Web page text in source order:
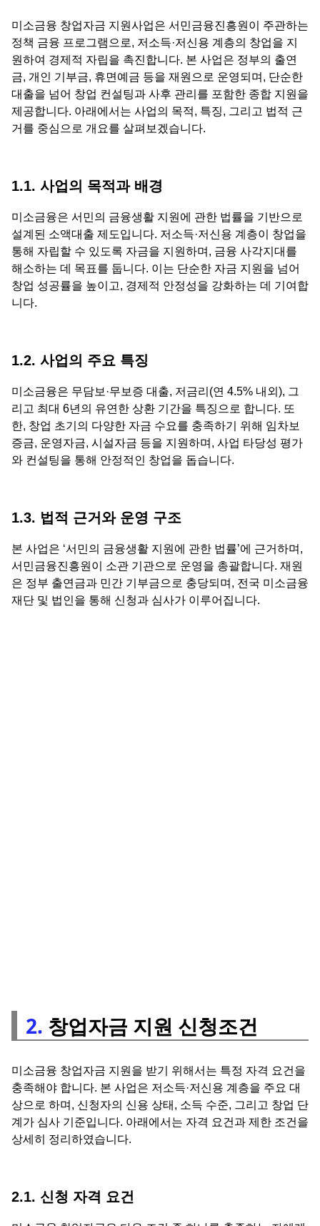
미소금융 창업자금 지원사업은 서민금융진흥원이 주관하는
정책 금융 프로그램으로, 저소득·저신용 계층의 창업을 지
원하여 경제적 자립을 촉진합니다. 본 사업은 정부의 출연
금, 개인 기부금, 휴면예금 등을 재원으로 운영되며, 단순한
대출을 넘어 창업 컨설팅과 사후 관리를 포함한 종합 지원을
제공합니다. 아래에서는 사업의 목적, 특징, 그리고 법적 근
거를 중심으로 개요를 살펴보겠습니다.
1.1. 사업의 목적과 배경
미소금융은 서민의 금융생활 지원에 관한 법률을 기반으로
설계된 소액대출 제도입니다. 저소득·저신용 계층이 창업을
통해 자립할 수 있도록 자금을 지원하며, 금융 사각지대를
해소하는 데 목표를 둡니다. 이는 단순한 자금 지원을 넘어
창업 성공률을 높이고, 경제적 안정성을 강화하는 데 기여합
니다.
1.2. 사업의 주요 특징
미소금융은 무담보·무보증 대출, 저금리(연 4.5% 내외), 그
리고 최대 6년의 유연한 상환 기간을 특징으로 합니다. 또
한, 창업 초기의 다양한 자금 수요를 충족하기 위해 임차보
증금, 운영자금, 시설자금 등을 지원하며, 사업 타당성 평가
와 컨설팅을 통해 안정적인 창업을 돕습니다.
1.3. 법적 근거와 운영 구조
본 사업은 ‘서민의 금융생활 지원에 관한 법률’에 근거하며,
서민금융진흥원이 소관 기관으로 운영을 총괄합니다. 재원
은 정부 출연금과 민간 기부금으로 충당되며, 전국 미소금융
재단 및 법인을 통해 신청과 심사가 이루어집니다.
2. 창업자금 지원 신청조건
미소금융 창업자금 지원을 받기 위해서는 특정 자격 요건을
충족해야 합니다. 본 사업은 저소득·저신용 계층을 주요 대
상으로 하며, 신청자의 신용 상태, 소득 수준, 그리고 창업 단
계가 심사 기준입니다. 아래에서는 자격 요건과 제한 조건을
상세히 정리하였습니다.
2.1. 신청 자격 요건